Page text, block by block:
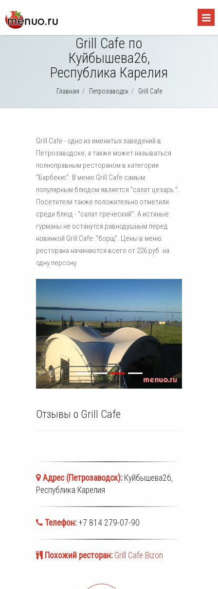
Grill Cafe по
Куйбышева26,
Республика Карелия
Главная / Петрозаводск / Grill Cafe
Grill Cafe - одно из именитых заведений в
Петрозаводске, а также может называться
полноправным рестораном в категории
"Барбекю". В меню Grill Cafe самым
популярным блюдом является "салат цезарь ".
Посетители также положительно отметили
среди блюд - "салат греческий". А истиные
гурманы не останутся равнодушным перед
новинкой Grill Cafe: "борщ". Цены в меню
ресторана начинаются всего от 226 руб. на
одну персону.
Отзывы о Grill Cafe
Адрес (Петрозаводск): Куйбышева26,
Республика Карелия
Телефон: +7 814 279-07-90
Похожий ресторан: Grill Cafe Bizon